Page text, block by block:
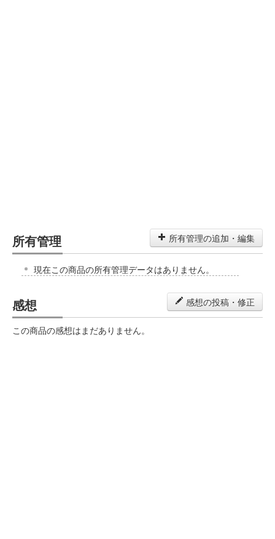
所有管理 所有管理の追加・編集
現在この商品の所有管理データはありません。
感想 感想の投稿・修正
この商品の感想はまだありません。